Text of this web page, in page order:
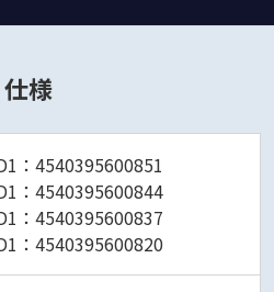
仕様
：4540395600851
：4540395600844
：4540395600837
：4540395600820